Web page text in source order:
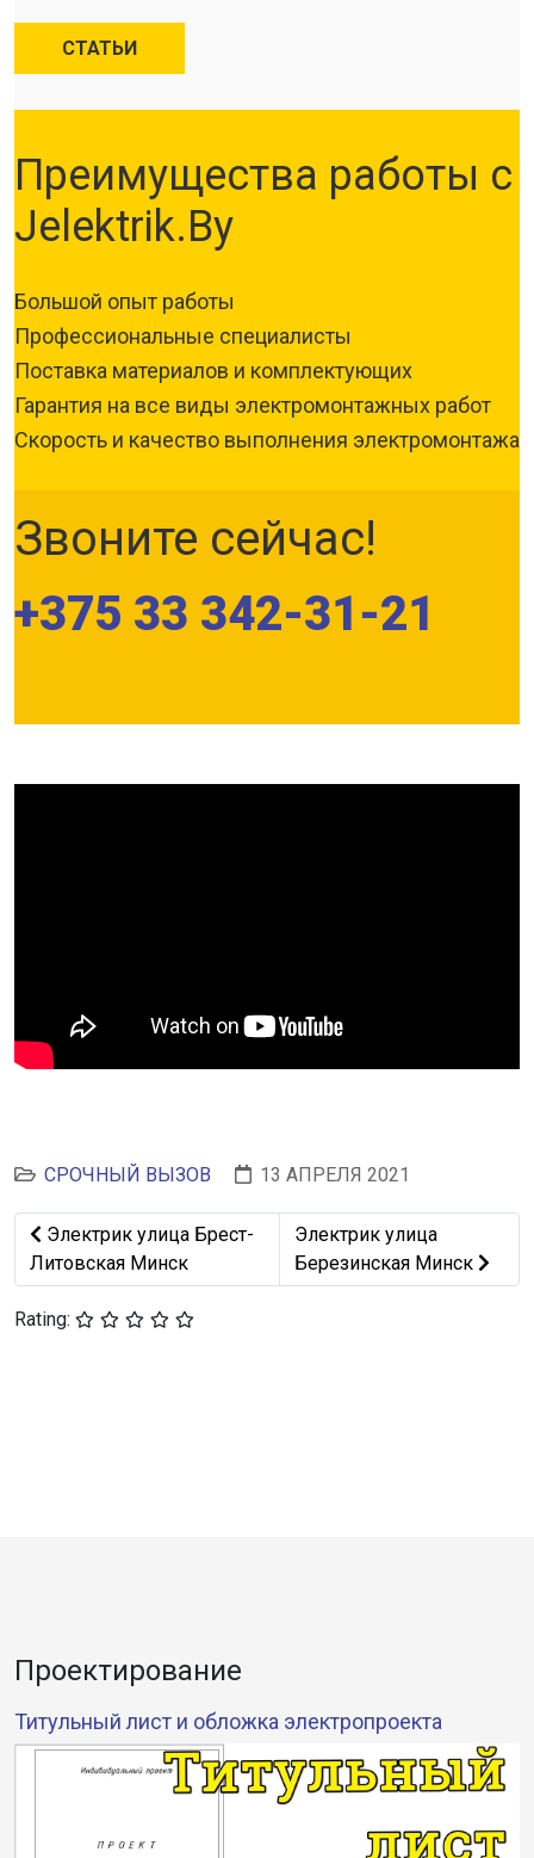
СТАТЬИ
Преимущества работы с
Jelektrik.By
Большой опыт работы
Профессиональные специалисты
Поставка материалов и комплектующих
Гарантия на все виды электромонтажных работ
Скорость и качество выполнения электромонтажа
Звоните сейчас!
+375 33 342-31-21
СРОЧНЫЙ ВЫЗОВ 13 АПРЕЛЯ 2021
Предыдущий: Электрик улица Брест-Литовская Минск
Электрик улица Брест-
Литовская Минск
Следующий: Электрик
Электрик улица
Березинская Минск
Rating:
Проектирование
Титульный лист и обложка электропроекта